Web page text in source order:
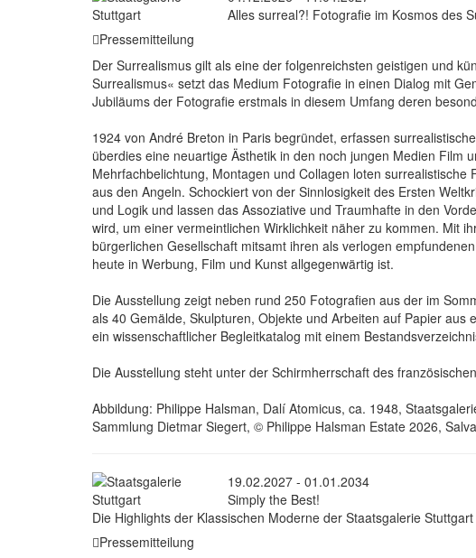
Alles surreal?! Fotografie im Kosmos des
Pressemitteilung
Der Surrealismus gilt als eine der folgenreichsten geistigen und
Surrealismus« setzt das Medium Fotografie in einen Dialog mit
Jubiläums der Fotografie erstmals in diesem Umfang deren
1924 von André Breton in Paris begründet, erfassen
überdies eine neuartige Ästhetik in den noch jungen Medien Film
Mehrfachbelichtung, Montagen und Collagen loten
aus den Angeln. Schockiert von der Sinnlosigkeit des Ersten
und Logik und lassen das Assoziative und Traumhafte in den
wird, um einer vermeintlichen Wirklichkeit näher zu kommen. Mit
bürgerlichen Gesellschaft mitsamt ihren als verlogen
heute in Werbung, Film und Kunst allgegenwärtig ist.
Die Ausstellung zeigt neben rund 250 Fotografien aus der im
als 40 Gemälde, Skulpturen, Objekte und Arbeiten auf Papier
ein wissenschaftlicher Begleitkatalog mit einem
Die Ausstellung steht unter der Schirmherrschaft des
Abbildung: Philippe Halsman, Dalí Atomicus, ca. 1948,
Sammlung Dietmar Siegert, © Philippe Halsman Estate 2026,
19.02.2027 - 01.01.2034
Simply the Best!
Die Highlights der Klassischen Moderne der Staatsgalerie
Pressemitteilung